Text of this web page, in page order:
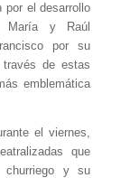
por el desarrollo
María y Raúl
por su
de estas
emblemática
el viernes,
que
churriego y su